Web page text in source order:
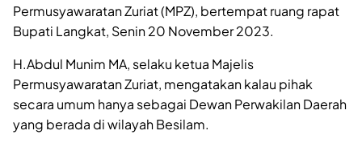
Permusyawaratan Zuriat (MPZ), bertempat ruang rapat
Bupati Langkat, Senin 20 November 2023.
H.Abdul Munim MA, selaku ketua Majelis
Permusyawaratan Zuriat, mengatakan kalau pihak
secara umum hanya sebagai Dewan Perwakilan Daerah
yang berada di wilayah Besilam.